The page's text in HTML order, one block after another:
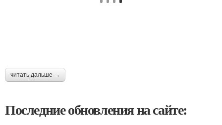
читать дальше →
Последние обновления на сайте: